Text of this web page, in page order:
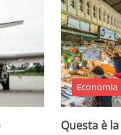
Economia
Questa è